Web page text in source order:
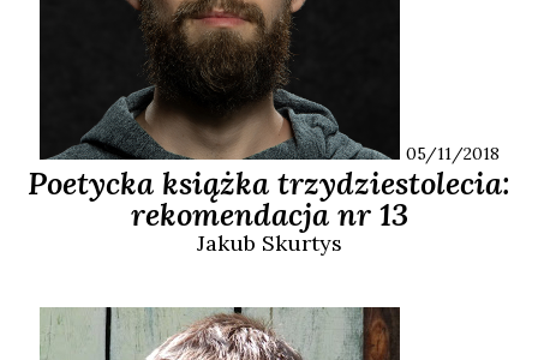
05/11/2018
Poetycka książka trzydziestolecia:
rekomendacja nr 13
Jakub Skurtys